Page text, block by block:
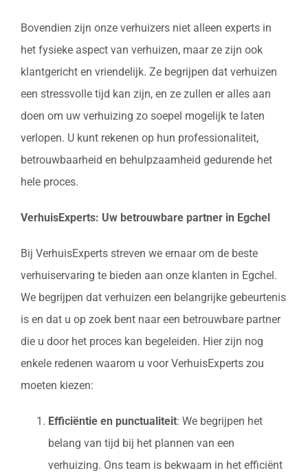
Bovendien zijn onze verhuizers niet alleen experts in
het fysieke aspect van verhuizen, maar ze zijn ook
klantgericht en vriendelijk. Ze begrijpen dat verhuizen
een stressvolle tijd kan zijn, en ze zullen er alles aan
doen om uw verhuizing zo soepel mogelijk te laten
verlopen. U kunt rekenen op hun professionaliteit,
betrouwbaarheid en behulpzaamheid gedurende het
hele proces.
VerhuisExperts: Uw betrouwbare partner in Egchel
Bij VerhuisExperts streven we ernaar om de beste
verhuiservaring te bieden aan onze klanten in Egchel.
We begrijpen dat verhuizen een belangrijke gebeurtenis
is en dat u op zoek bent naar een betrouwbare partner
die u door het proces kan begeleiden. Hier zijn nog
enkele redenen waarom u voor VerhuisExperts zou
moeten kiezen:
Efficiëntie en punctualiteit: We begrijpen het
belang van tijd bij het plannen van een
verhuizing. Ons team is bekwaam in het efficiënt